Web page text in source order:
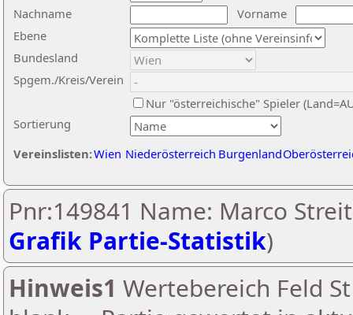
Nachname
Vorname
Ebene
Sortierung
Bundesland
Spgem./Kreis/Verein
Nur "österreichische" Spieler
Vereinslisten:Wien Niederösterreich Burgenland
Pnr:149841 Name: Marco
Grafik Partie-Statistik)
Hinweis1 Wertebereich Feld